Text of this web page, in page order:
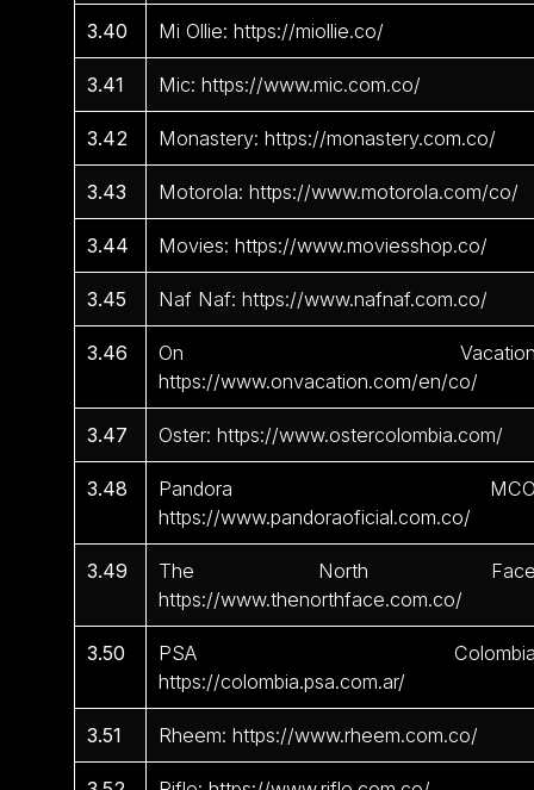
3.40 Mi Ollie: https://miollie.co/
3.41 Mic: https://www.mic.com.co/
3.42 Monastery: https://monastery.com.co/
3.43 Motorola: https://www.motorola.com/co/
3.44 Movies: https://www.moviesshop.co/
3.45 Naf Naf: https://www.nafnaf.com.co/
3.46
On
https://www.onvacation.com/en/co/
3.47 Oster: https://www.ostercolombia.com/
3.48
Pandora
https://www.pandoraoficial.com.co/
3.49
The North
https://www.thenorthface.com.co/
3.50
PSA
https://colombia.psa.com.ar/
3.51 Rheem: https://www.rheem.com.co/